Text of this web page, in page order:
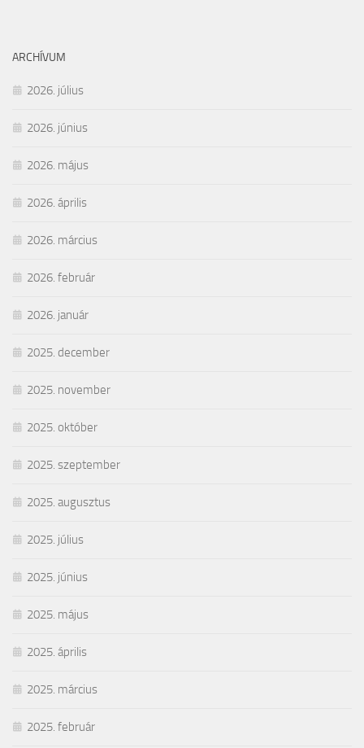
ARCHÍVUM
2026. július
2026. június
2026. május
2026. április
2026. március
2026. február
2026. január
2025. december
2025. november
2025. október
2025. szeptember
2025. augusztus
2025. július
2025. június
2025. május
2025. április
2025. március
2025. február